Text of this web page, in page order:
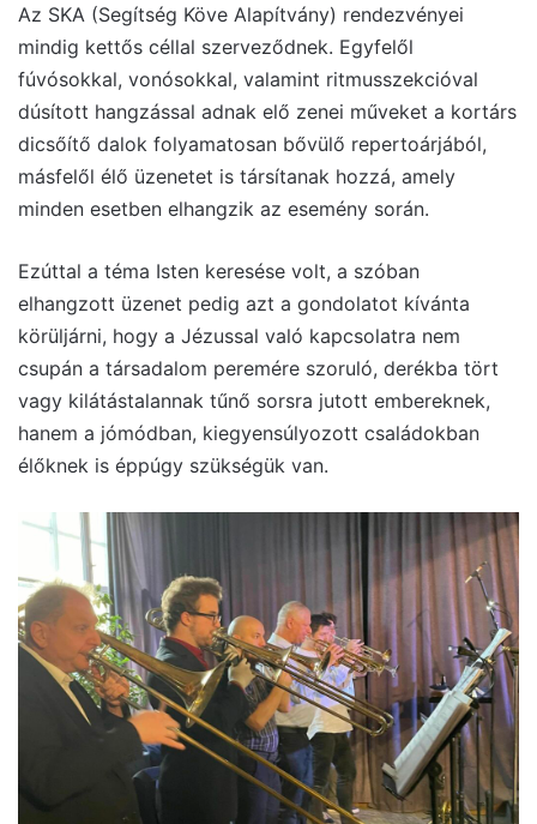
Az SKA (Segítség Köve Alapítvány) rendezvényei
mindig kettős céllal szerveződnek. Egyfelől
fúvósokkal, vonósokkal, valamint ritmusszekcióval
dúsított hangzással adnak elő zenei műveket a kortárs
dicsőítő dalok folyamatosan bővülő repertoárjából,
másfelől élő üzenetet is társítanak hozzá, amely
minden esetben elhangzik az esemény során.
Ezúttal a téma Isten keresése volt, a szóban
elhangzott üzenet pedig azt a gondolatot kívánta
körüljárni, hogy a Jézussal való kapcsolatra nem
csupán a társadalom peremére szoruló, derékba tört
vagy kilátástalannak tűnő sorsra jutott embereknek,
hanem a jómódban, kiegyensúlyozott családokban
élőknek is éppúgy szükségük van.